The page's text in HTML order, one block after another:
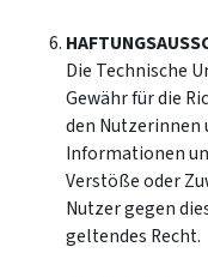
Die Technische
Gewähr für die
den Nutzerinnen
Informationen
Verstöße oder
Nutzer gegen
geltendes Recht.